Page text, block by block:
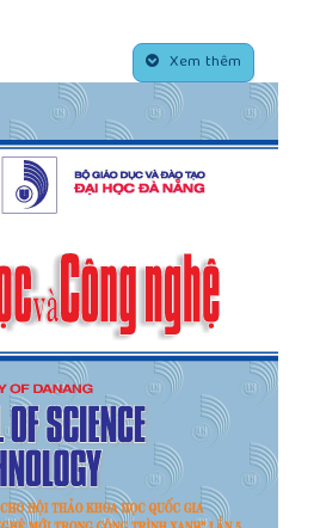
Society Winter Meeting.
(Cat. No.02CH37309).
G. Xue, and D. Yang, “Smart
Improved Power Grid: A
Surv. Tutorials, vol. 14, no. 4,
“Microgrid, the key to unlock
resources?”, IEEE power energy
2008–2010, 2008.
“Microgrid”, in 2002 IEEE Power
Winter Meeting. Conference
No.02CH37309), vol. 1, pp. 305–
Lam, D. M. Quan, N. H. Hieu,
Thorough Overview of
of Microgrid Systems”, in
Conference on Green
Development (GTSD),
Xem thêm